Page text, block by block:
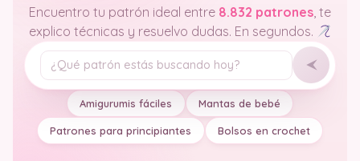
Encuentro tu patrón ideal entre 8.832 patrones, te
explico técnicas y resuelvo dudas. En segundos.
Tu pregunta
Amigurumis fáciles Mantas de bebé
Patrones para principiantes Bolsos en crochet